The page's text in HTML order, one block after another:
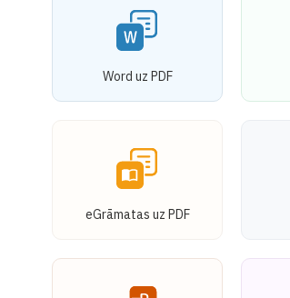
Word uz PDF
eGrāmatas uz PDF